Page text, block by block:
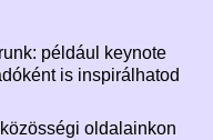
például keynote
is inspirálhatod
oldalainkon